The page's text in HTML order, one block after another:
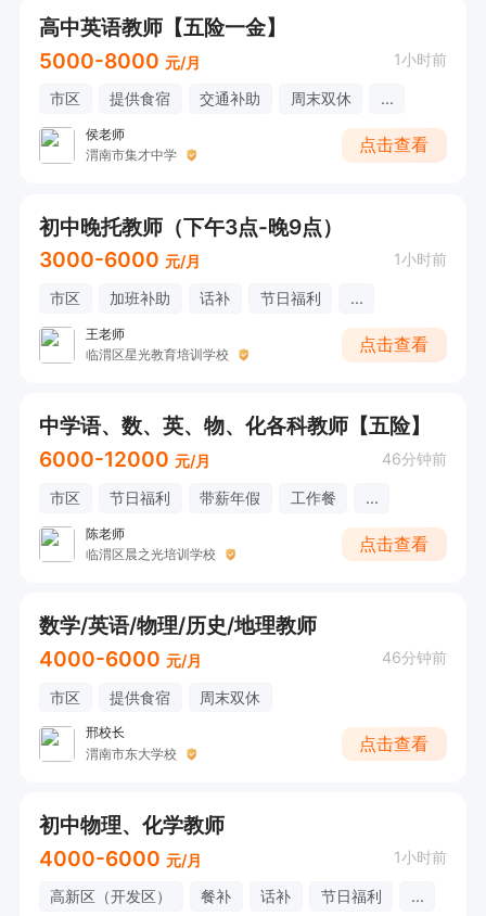
高中英语教师【五险一金】
5000-8000 元/月 1小时前
市区 提供食宿 交通补助 周末双休 ...
侯老师
渭南市集才中学
点击查看
初中晚托教师（下午3点-晚9点）
3000-6000 元/月 1小时前
市区 加班补助 话补 节日福利 ...
王老师
临渭区星光教育培训学校
点击查看
中学语、数、英、物、化各科教师【五险】
6000-12000 元/月 46分钟前
市区 节日福利 带薪年假 工作餐 ...
陈老师
临渭区晨之光培训学校
点击查看
数学/英语/物理/历史/地理教师
4000-6000 元/月 46分钟前
市区 提供食宿 周末双休
邢校长
渭南市东大学校
点击查看
初中物理、化学教师
4000-6000 元/月 1小时前
高新区（开发区） 餐补 话补 节日福利 ...